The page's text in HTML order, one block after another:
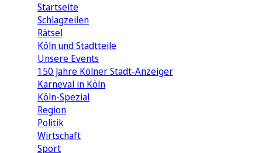
Startseite
Schlagzeilen
Rätsel
Köln und Stadtteile
Unsere Events
150 Jahre Kölner Stadt-Anzeiger
Karneval in Köln
Köln-Spezial
Region
Politik
Wirtschaft
Sport